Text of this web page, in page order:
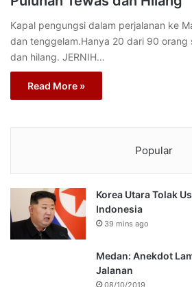
Kapal pengungsi dalam perjalanan ke
dan tenggelam.Hanya 20 dari 90 orang
dan hilang. JERNIH…
Read More »
Popular
Korea Utara Tolak
Indonesia
39 mins ago
Medan: Anekdot
Jalanan